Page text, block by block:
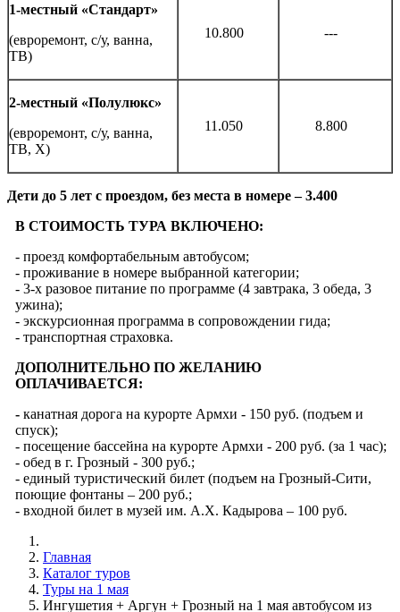
1-местный «Стандарт»
(евроремонт, с/у, ванна,
ТВ)
10.800 ---
2-местный «Полулюкс»
(евроремонт, с/у, ванна,
ТВ, Х)
11.050 8.800
Дети до 5 лет с проездом, без места в номере – 3.400
В СТОИМОСТЬ ТУРА ВКЛЮЧЕНО:
- проезд комфортабельным автобусом;
- проживание в номере выбранной категории;
- 3-х разовое питание по программе (4 завтрака, 3 обеда, 3
ужина);
- экскурсионная программа в сопровождении гида;
- транспортная страховка.
ДОПОЛНИТЕЛЬНО ПО ЖЕЛАНИЮ
ОПЛАЧИВАЕТСЯ:
-канатная дорога на курорте Армхи - 150 руб. (подъем и
спуск);
- посещение бассейна на курорте Армхи - 200 руб. (за 1 час);
- обед в г. Грозный - 300 руб.;
- единый туристический билет (подъем на Грозный-Сити,
поющие фонтаны – 200 руб.;
- входной билет в музей им. А.Х. Кадырова – 100 руб.
Главная
Каталог туров
Туры на 1 мая
Ингушетия + Аргун + Грозный на 1 мая автобусом из